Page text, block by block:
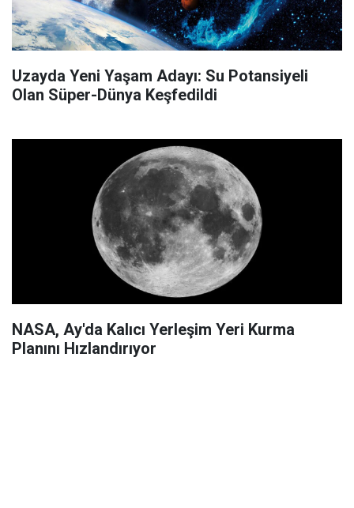
Uzayda Yeni Yaşam Adayı: Su Potansiyeli
Olan Süper-Dünya Keşfedildi
NASA, Ay'da Kalıcı Yerleşim Yeri Kurma
Planını Hızlandırıyor